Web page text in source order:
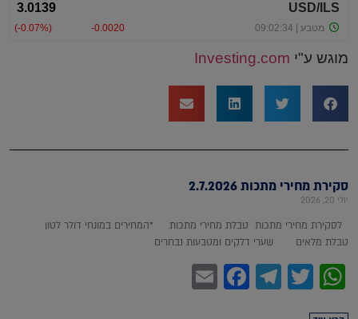
מוגש ע"י Investing.com
סקירת מחירי מתכות 2.7.2026
יולי 20, 2026
לסקירת מחירי מתכות טבלת מחירי מתכות *המחירים במונחי דולר לטון
טבלת מלאים שערי דלקים ומטבעות נבחרים
WhatsApp
Twitter
Telegram
Facebook